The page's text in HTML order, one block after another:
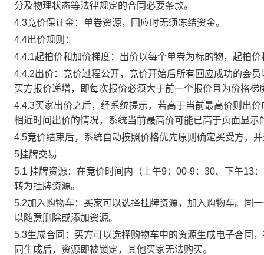
分及物理状态等法律规定的合同必要条款。
4.3竞价保证金：单卷资源，回应时无须冻结资金。
4.4出价规则：
4.4.1起拍价和加价梯度：出价以每个单卷为标的物，起拍
4.4.2出价：竞价过程公开，竞价开始后所有回应成功的会
买方报价递增，即每次报价必须大于前一个报价且为价格
4.4.3买家出价之后，经系统提示，若高于当前最高价则出
相近时间出价的情况，系统当前最高价可能已高于页面显示
4.5竞价结束后，系统自动按照价格优先原则确定买受方，
5挂牌交易
5.1 挂牌资源：在竞价时间内（上午9：00-9：30、下午13
转为挂牌资源。
5.2加入购物车：买家可以选择挂牌资源，加入购物车。同
以随意删除或添加资源。
5.3生成合同：买方可以选择购物车中的资源生成电子合同
同生成后，资源即被锁定，其他买家无法购买。